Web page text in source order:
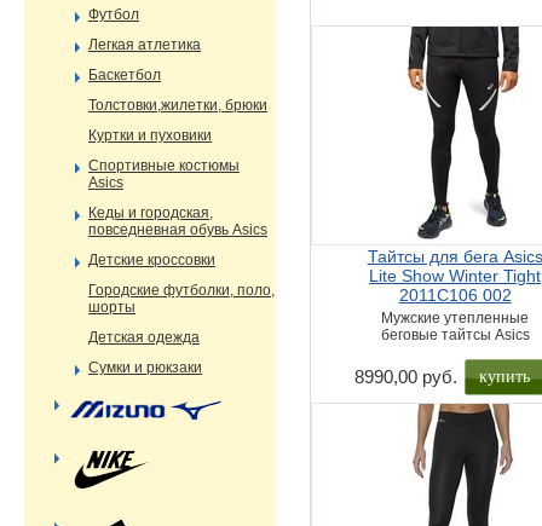
Тайтсы для бега Asics
Lite Show Winter Tight
2011C106 002
Мужские утепленные
беговые тайтсы Asics
8990,00 руб. купить
Футбол
Легкая атлетика
Баскетбол
Толстовки,жилетки, брюки
Куртки и пуховики
Спортивные костюмы
Asics
Кеды и городская,
повседневная обувь Asics
Детские кроссовки
Городские футболки, поло,
шорты
Детская одежда
Сумки и рюкзаки